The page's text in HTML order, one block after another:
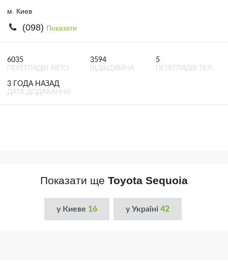
м. Киев
(098) Показати
6035
ПЕРЕГЛЯДІВ АВТО
3594
ВІДВІДУВАЧА
5
ПЕРЕГЛЯДІВ ТЕЛ.
3 ГОДА НАЗАД
ДАТА ДОДАВАННЯ
Показати ще Toyota Sequoia
у Киеве 16 у Україні 42